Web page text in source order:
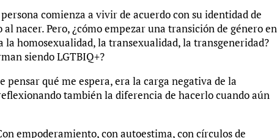
comienza a vivir de acuerdo con su identidad de
nacer. Pero, ¿cómo empezar una transición de género en
la homosexualidad, la transexualidad, la transgeneridad?
siendo LGTBIQ+?
pensar qué me espera, era la carga negativa de la
también la diferencia de hacerlo cuando aún
empoderamiento, con autoestima, con círculos de